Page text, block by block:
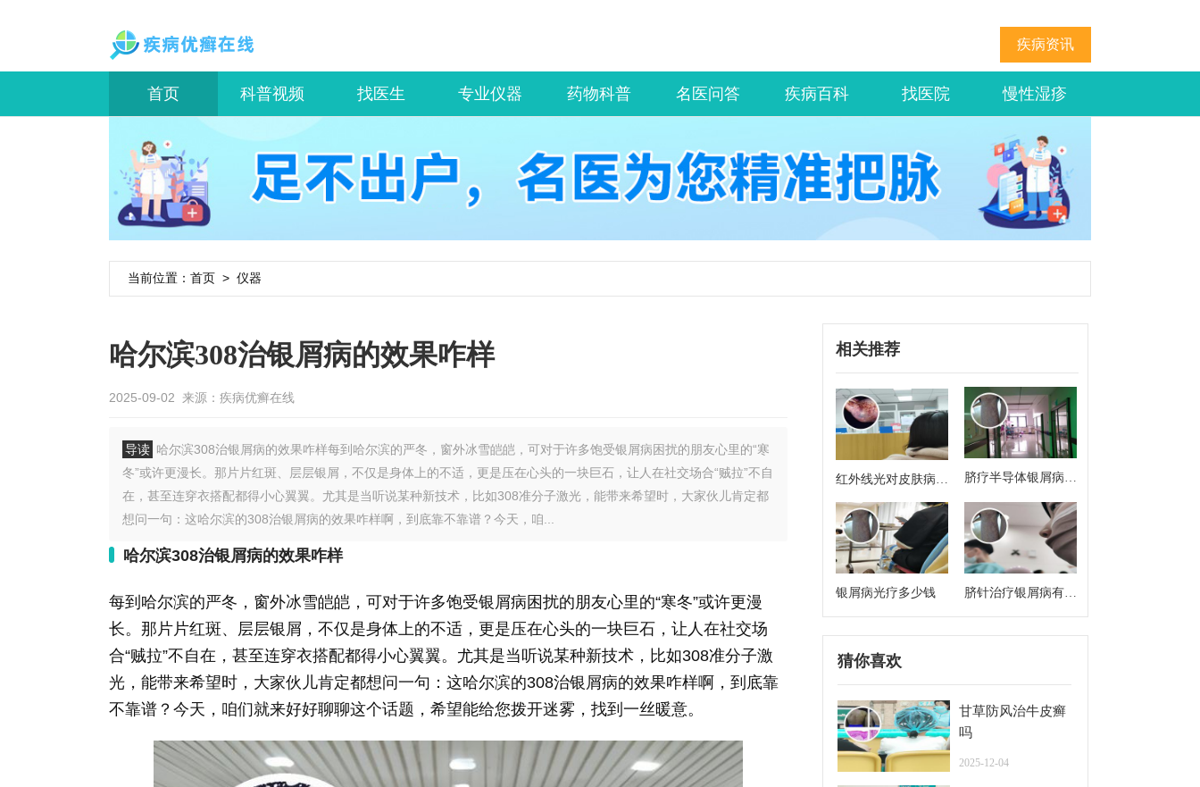
疾病资讯
首页 科普视频 找医生 专业仪器 药物科普 名医问答 疾病百科 找医院 慢性湿疹
当前位置： 首页 > 仪器
哈尔滨308治银屑病的效果咋样
2025-09-02 来源： 疾病优癣在线
导读 哈尔滨308治银屑病的效果咋样每到哈尔滨的严冬，窗外冰雪皑皑，可对于许多饱受银屑病困扰的朋友心里的“寒
冬”或许更漫长。那片片红斑、层层银屑，不仅是身体上的不适，更是压在心头的一块巨石，让人在社交场合“贼拉”不自
在，甚至连穿衣搭配都得小心翼翼。尤其是当听说某种新技术，比如308准分子激光，能带来希望时，大家伙儿肯定都
想问一句：这哈尔滨的308治银屑病的效果咋样啊，到底靠不靠谱？今天，咱...
哈尔滨308治银屑病的效果咋样
每到哈尔滨的严冬，窗外冰雪皑皑，可对于许多饱受银屑病困扰的朋友心里的“寒冬”或许更漫
长。那片片红斑、层层银屑，不仅是身体上的不适，更是压在心头的一块巨石，让人在社交场
合“贼拉”不自在，甚至连穿衣搭配都得小心翼翼。尤其是当听说某种新技术，比如308准分子激
光，能带来希望时，大家伙儿肯定都想问一句：这哈尔滨的308治银屑病的效果咋样啊，到底靠
不靠谱？今天，咱们就来好好聊聊这个话题，希望能给您拨开迷雾，找到一丝暖意。
相关推荐
红外线光对皮肤病有
治疗作用吗
脐疗半导体银屑病治
银屑病光疗多少钱
脐针治疗银屑病有用
吗
猜你喜欢
甘草防风治牛皮癣
吗
2025-12-04